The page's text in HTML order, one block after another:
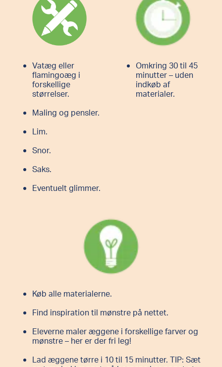
Vatæg eller
flamingoæg i
forskellige
størrelser.
Maling og pensler.
Lim.
Snor.
Saks.
Eventuelt glimmer.
Omkring 30 til 45
minutter – uden
indkøb af
materialer.
Køb alle materialerne.
Find inspiration til mønstre på nettet.
Eleverne maler æggene i forskellige farver og
mønstre – her er der fri leg!
Lad æggene tørre i 10 til 15 minutter. TIP: Sæt